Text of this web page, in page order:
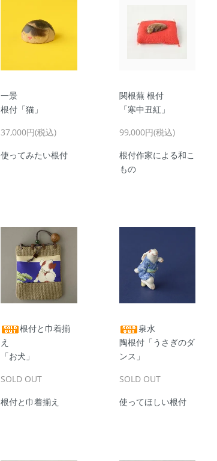
一景
根付「猫」
37,000円(税込)
使ってみたい根付
関根蕪 根付
「寒中丑紅」
99,000円(税込)
根付作家による和こ
もの
根付と巾着揃
え
「お犬」
SOLD OUT
根付と巾着揃え
泉水
陶根付「うさぎのダ
ンス」
SOLD OUT
使ってほしい根付